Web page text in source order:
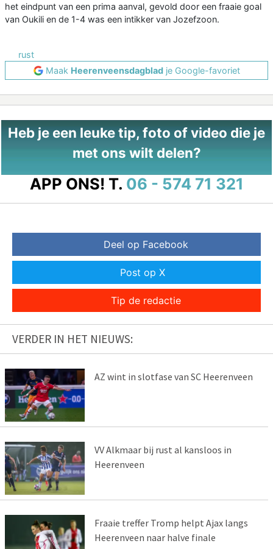
het eindpunt van een prima aanval, gevold door een fraaie goal
van Oukili en de 1-4 was een intikker van Jozefzoon.
rust
Maak Heerenveensdagbladje Google-favoriet
Heb je een leuke tip, foto of video die je
met ons wilt delen?
APP ONS! T. 06 - 574 71 321
Deel op Facebook
Post op X
Tip de redactie
VERDER IN HET NIEUWS:
AZ wint in slotfase van SC Heerenveen
VV Alkmaar bij rust al kansloos in
Heerenveen
Fraaie treffer Tromp helpt Ajax langs
Heerenveen naar halve finale